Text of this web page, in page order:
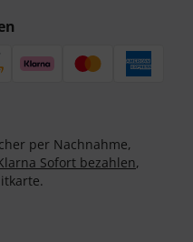
per Nachnahme,
Sofort bezahlen,